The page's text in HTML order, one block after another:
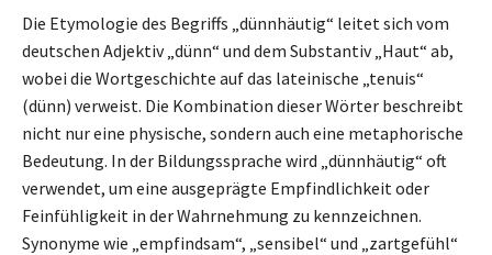
Die Etymologie des Begriffs „dünnhäutig“ leitet sich vom
deutschen Adjektiv „dünn“ und dem Substantiv „Haut“ ab,
wobei die Wortgeschichte auf das lateinische „tenuis“
(dünn) verweist. Die Kombination dieser Wörter beschreibt
nicht nur eine physische, sondern auch eine metaphorische
Bedeutung. In der Bildungssprache wird „dünnhäutig“ oft
verwendet, um eine ausgeprägte Empfindlichkeit oder
Feinfühligkeit in der Wahrnehmung zu kennzeichnen.
Synonyme wie „empfindsam“, „sensibel“ und „zartgefühl“